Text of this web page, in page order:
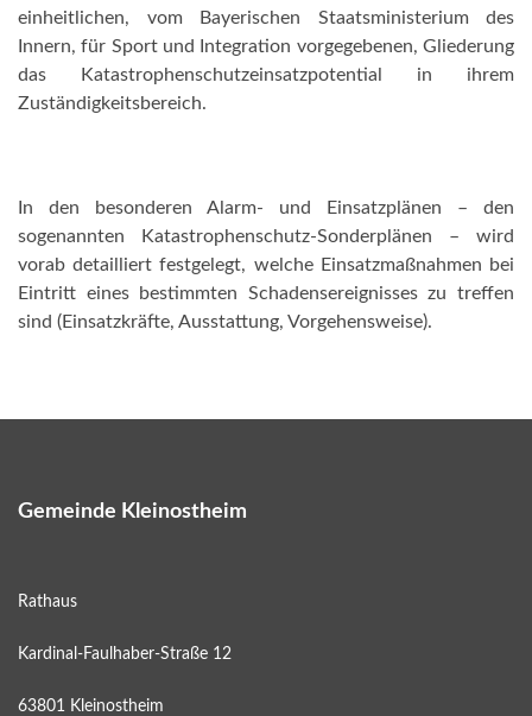
einheitlichen, vom Bayerischen Staatsministerium des
Innern, für Sport und Integration vorgegebenen, Gliederung
das Katastrophenschutzeinsatzpotential in ihrem
Zuständigkeitsbereich.
In den besonderen Alarm- und Einsatzplänen – den
sogenannten Katastrophenschutz-Sonderplänen – wird
vorab detailliert festgelegt, welche Einsatzmaßnahmen bei
Eintritt eines bestimmten Schadensereignisses zu treffen
sind (Einsatzkräfte, Ausstattung, Vorgehensweise).
Gemeinde Kleinostheim
Rathaus
Kardinal-Faulhaber-Straße 12
63801 Kleinostheim